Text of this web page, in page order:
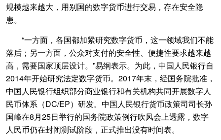
规模越来越大，用别国的数字货币进行交易，存在安全隐
患。
“一方面，各国都加紧研究数字货币，这一领域我们不能
落后；另一方面，公众对支付的安全性、便捷性要求越来越
高，需要国家顶层设计。”易纲表示。为此，中国人民银行自
2014年开始研究法定数字货币。2017年末，经国务院批准，
中国人民银行组织部分商业银行和有关机构共同开展数字人
民币体系（DC/EP）研发。中国人民银行货币政策司司长孙
国峰在8月25日举行的国务院政策例行吹风会上透露，数字
人民币仍在封闭测试阶段，正式推出没有时间表。